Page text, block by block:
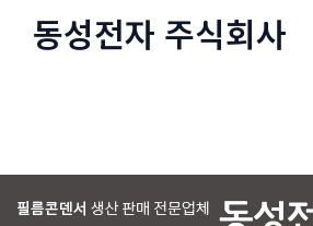
동성전자 주식회사